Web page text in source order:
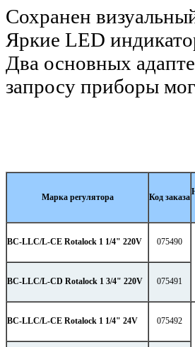
Сохранен
Яркие LED
Два основных
запросу приборы
Марка регулятора Код заказа
BC-LLC/L-CE Rotalock 1 1/4" 220V
075490
BC-LLC/L-CD Rotalock 1 3/4" 220V 075491
BC-LLC/L-CE Rotalock 1 1/4" 24V
075492